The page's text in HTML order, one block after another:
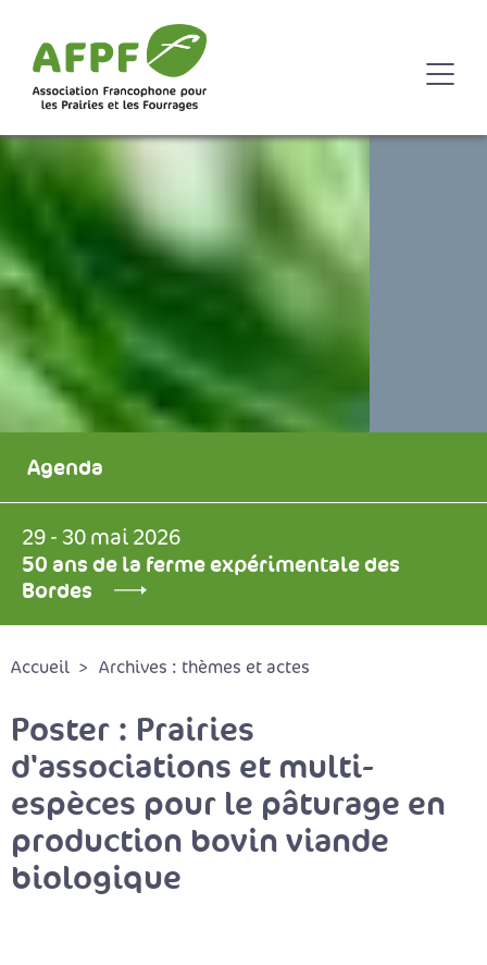
Agenda
29 - 30 mai 2026
50 ans de la ferme expérimentale des
Bordes
Accueil Archives : thèmes et actes
Poster : Prairies
d'associations et multi-
espèces pour le pâturage en
production bovin viande
biologique